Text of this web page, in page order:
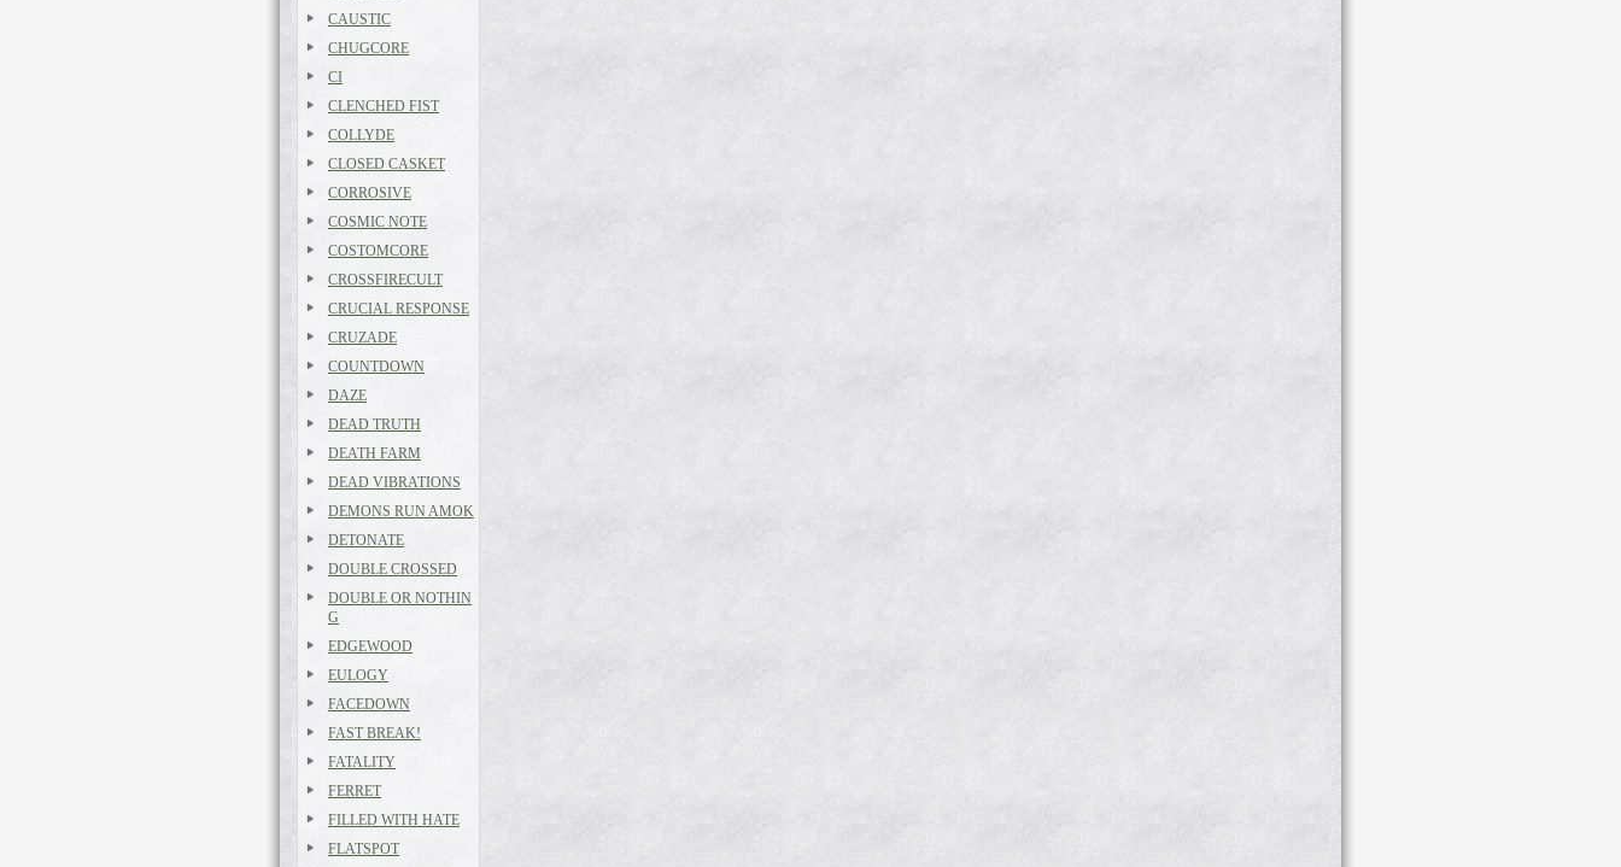
CAUSTIC
CHUGCORE
CI
CLENCHED FIST
COLLYDE
CLOSED CASKET
CORROSIVE
COSMIC NOTE
COSTOMCORE
CROSSFIRECULT
CRUCIAL RESPONSE
CRUZADE
COUNTDOWN
DAZE
DEAD TRUTH
DEATH FARM
DEAD VIBRATIONS
DEMONS RUN AMOK
DETONATE
DOUBLE CROSSED
DOUBLE OR NOTHIN
G
EDGEWOOD
EULOGY
FACEDOWN
FAST BREAK!
FATALITY
FERRET
FILLED WITH HATE
FLATSPOT